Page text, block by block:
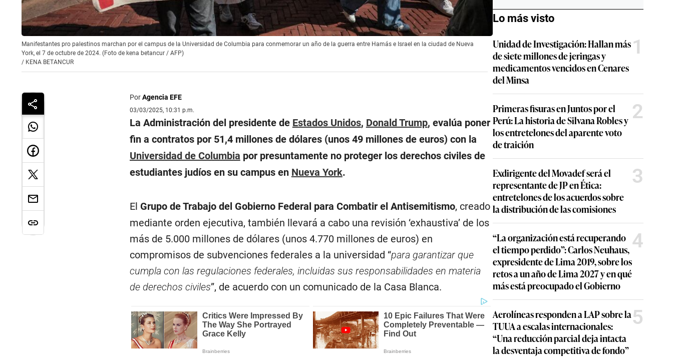
Manifestantes pro palestinos marchan por el campus de la Universidad de Columbia para conmemorar un año de la guerra entre Hamás e Israel en la ciudad de Nueva
York, el 7 de octubre de 2024. (Foto de kena betancur / AFP)
/ KENA BETANCUR
PorAgencia EFE
03/03/2025, 10:31 p.m.
La Administración del presidente de Estados Unidos, Donald Trump, evalúa poner
fin a contratos por 51,4 millones de dólares (unos 49 millones de euros) con la
Universidad de Columbia por presuntamente no proteger los derechos civiles de
estudiantes judíos en su campus en Nueva York.
El Grupo de Trabajo del Gobierno Federal para Combatir el Antisemitismo, creado
mediante orden ejecutiva, también llevará a cabo una revisión ‘exhaustiva’ de los
más de 5.000 millones de dólares (unos 4.770 millones de euros) en
compromisos de subvenciones federales a la universidad “para garantizar que
cumpla con las regulaciones federales, incluidas sus responsabilidades en materia
de derechos civiles”, de acuerdo con un comunicado de la Casa Blanca.
Lo más visto
Unidad de Investigación: Hallan más
de siete millones de jeringas y
medicamentos vencidos en Cenares
del Minsa
1
Primeras fisuras en Juntos por el
Perú: La historia de Silvana Robles y
los entretelones del aparente voto
de traición
2
Exdirigente del Movadef será el
representante de JP en Ética:
entretelones de los acuerdos sobre
la distribución de las comisiones
3
“La organización está recuperando
el tiempo perdido”: Carlos Neuhaus,
expresidente de Lima 2019, sobre los
retos a un año de Lima 2027 y en qué
más está preocupado el Gobierno
4
Aerolíneas responden a LAP sobre la
TUUA a escalas internacionales:
“Una reducción parcial deja intacta
la desventaja competitiva de fondo”
5